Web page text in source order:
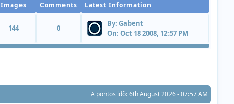
Images Comments Latest Information
144 0 By: Gabent
On: Oct 18 2008, 12:57 PM
A pontos idõ: 6th August 2026 - 07:57 AM